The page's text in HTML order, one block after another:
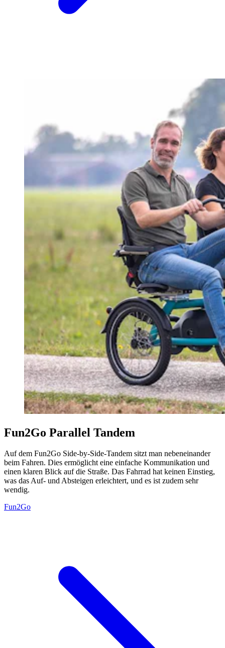
Fun2Go Parallel Tandem
Auf dem Fun2Go Side-by-Side-Tandem sitzt man nebeneinander
beim Fahren. Dies ermöglicht eine einfache Kommunikation und
einen klaren Blick auf die Straße. Das Fahrrad hat keinen Einstieg,
was das Auf- und Absteigen erleichtert, und es ist zudem sehr
wendig.
Fun2Go